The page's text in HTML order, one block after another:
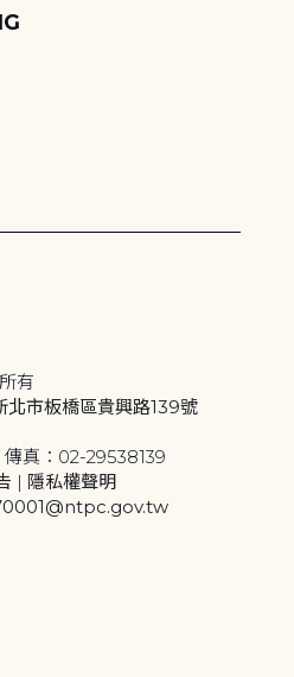
有
市板橋區貴興路139號
真：02-29538139
| 隱私權聲明